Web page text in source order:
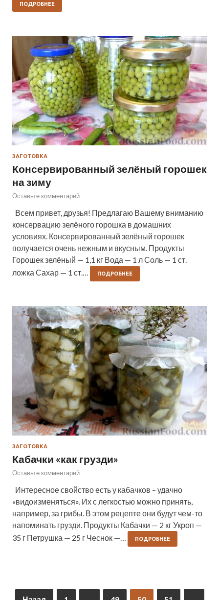
ПОДРОБНЕЕ
ЗАГОТОВКА
Консервированный зелёный горошек
на зиму
Оставьте комментарий
Всем привет, друзья! Предлагаю Вашему вниманию
консервацию зелёного горошка в домашних
условиях. Консервированный зелёный горошек
получается очень нежным и вкусным. Продукты
Горошек зелёный — 1,1 кг Вода — 1 л Соль — 1 ст.
ложка Сахар — 1 ст.…
ПОДРОБНЕЕ
ЗАГОТОВКА
Кабачки «как грузди»
Оставьте комментарий
Интересное свойство есть у кабачков – удачно
«видоизменяться». Их с легкостью можно принять,
например, за грибы. В этом рецепте они будут чем-то
напоминать грузди. Продукты Кабачки — 2 кг Укроп —
35 г Петрушка — 25 г Чеснок —…
ПОДРОБНЕЕ